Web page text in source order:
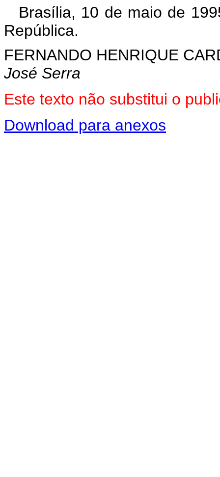
Brasília, 10 de maio de
República.
FERNANDO HENRIQUE
José Serra
Este texto não substitui o
Download para anexos